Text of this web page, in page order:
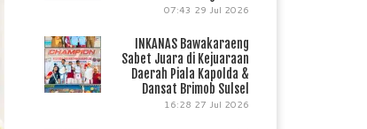
07:43 29 Jul 2026
INKANAS Bawakaraeng
Sabet Juara di Kejuaraan
Daerah Piala Kapolda &
Dansat Brimob Sulsel
16:28 27 Jul 2026